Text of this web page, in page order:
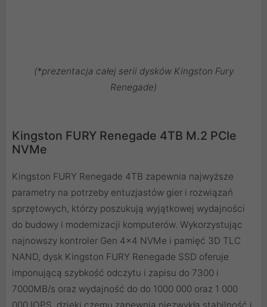
(*prezentacja całej serii dysków Kingston Fury
Renegade)
Kingston FURY Renegade 4TB M.2 PCIe
NVMe
Kingston FURY Renegade 4TB zapewnia najwyższe
parametry na potrzeby entuzjastów gier i rozwiązań
sprzętowych, którzy poszukują wyjątkowej wydajności
do budowy i modernizacji komputerów. Wykorzystując
najnowszy kontroler Gen 4x4 NVMe i pamięć 3D TLC
NAND, dysk Kingston FURY Renegade SSD oferuje
imponującą szybkość odczytu i zapisu do 7300 i
7000MB/s oraz wydajność do do 1000 000 oraz 1 000